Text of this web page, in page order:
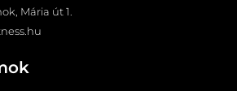
Mária út 1.